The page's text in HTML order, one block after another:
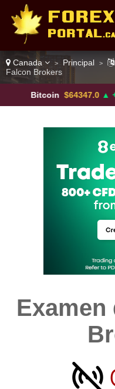
Canada > Principal >
Falcon Brokers
$64347.0 ▲ +0.43%
Examen